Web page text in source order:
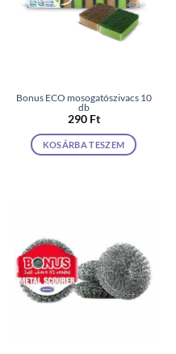
Bonus ECO mosogatószivacs 10
db
290 Ft
KOSÁRBA TESZEM